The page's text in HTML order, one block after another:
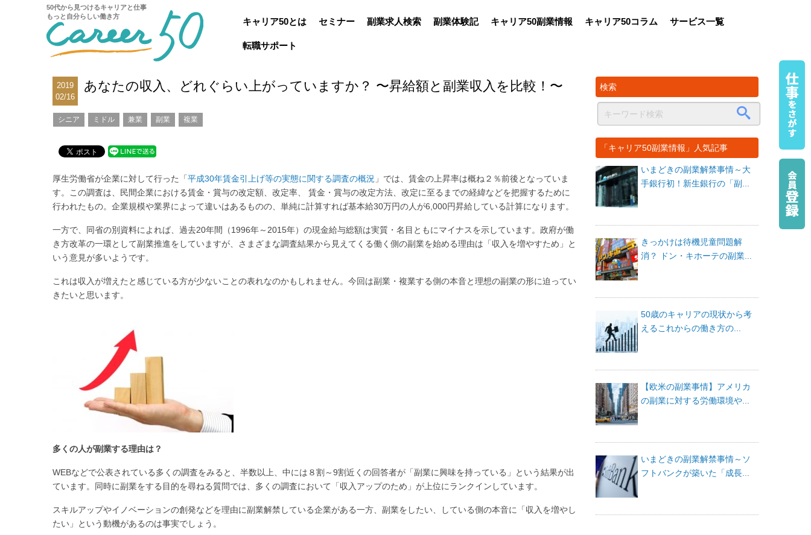
50代から見つけるキャリアと仕事
もっと自分らしい働き方
キャリア50とは セミナー 副業求人検索 副業体験記 キャリア50副業情報 キャリア50コラム サービス一覧
転職サポート
2019
02/16
あなたの収入、どれぐらい上がっていますか？ 〜昇給額と副業収入を比較！〜
シニア ミドル 兼業 副業 複業
厚生労働省が企業に対して行った「平成30年賃金引上げ等の実態に関する調査の概況 」では、賃金の上昇率は概ね２％前後となっていま
す。この調査は、民間企業における賃金・賞与の改定額、改定率、 賃金・賞与の改定方法、改定に至るまでの経緯などを把握するために
行われたもの。企業規模や業界によって違いはあるものの、単純に計算すれば基本給30万円の人が6,000円昇給している計算になります。
一方で、同省の別資料によれば、過去20年間（1996年～2015年）の現金給与総額は実質・名目ともにマイナスを示しています。政府が働
き方改革の一環として副業推進をしていますが、さまざまな調査結果から見えてくる働く側の副業を始める理由は「収入を増やすため」と
いう意見が多いようです。
これは収入が増えたと感じている方が少ないことの表れなのかもしれません。今回は副業・複業する側の本音と理想の副業の形に迫ってい
きたいと思います。
多くの人が副業する理由は？
WEBなどで公表されている多くの調査をみると、半数以上、中には８割～9割近くの回答者が「副業に興味を持っている」という結果が出
ています。同時に副業をする目的を尋ねる質問では、多くの調査において「収入アップのため」が上位にランクインしています。
スキルアップやイノベーションの創発などを理由に副業解禁している企業がある一方、副業をしたい、している側の本音に「収入を増やし
たい」という動機があるのは事実でしょう。
検索
「キャリア50副業情報」人気記事
いまどきの副業解禁事情～大
手銀行初！新生銀行の「副...
きっかけは待機児童問題解
消？ ドン・キホーテの副業...
50歳のキャリアの現状から考
えるこれからの働き方の...
【欧米の副業事情】アメリカ
の副業に対する労働環境や...
いまどきの副業解禁事情～ソ
フトバンクが築いた「成長...